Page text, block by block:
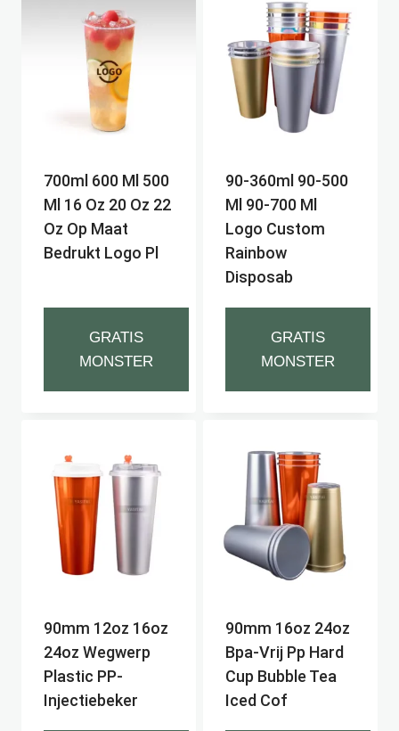
700ml 600 Ml 500
Ml 16 Oz 20 Oz 22
Oz Op Maat
Bedrukt Logo Pl
GRATIS
MONSTER
90-360ml 90-500
Ml 90-700 Ml
Logo Custom
Rainbow
Disposab
GRATIS
MONSTER
90mm 12oz 16oz
24oz Wegwerp
Plastic PP-
Injectiebeker
90mm 16oz 24oz
Bpa-Vrij Pp Hard
Cup Bubble Tea
Iced Cof